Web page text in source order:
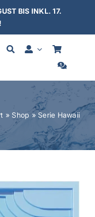
BIS INKL. 17.
» Shop » Serie Hawaii